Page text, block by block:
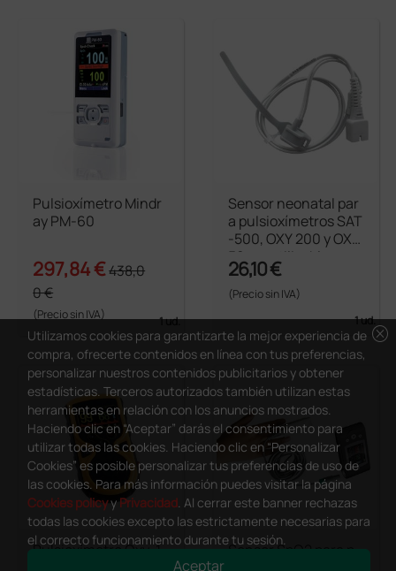
Pulsioxímetro Mindr
ay PM-60
297,84 €438,0
0 €
(Precio sin IVA) 1 ud.
Sensor neonatal par
a pulsioxímetros SAT
-500, OXY 200 y OXY
50 - reutilizable
26,10 €
(Precio sin IVA)
1 ud.
Pulsioxímetro Oxy-1
Sensor SpO2 para p
cancel
Utilizamos cookies para garantizarte la mejor experiencia de
compra, ofrecerte contenidos en línea con tus preferencias,
personalizar nuestros contenidos publicitarios y obtener
estadísticas. Terceros autorizados también utilizan estas
herramientas en relación con los anuncios mostrados.
Haciendo clic en “Aceptar” darás el consentimiento para
utilizar todas las cookies. Haciendo clic en “Personalizar
Cookies” es posible personalizar tus preferencias de uso de
las cookies. Para más información puedes visitar la página
Cookies policyy Privacidad. Al cerrar este banner rechazas
todas las cookies excepto las estrictamente necesarias para
el correcto funcionamiento durante tu sesión.
Aceptar